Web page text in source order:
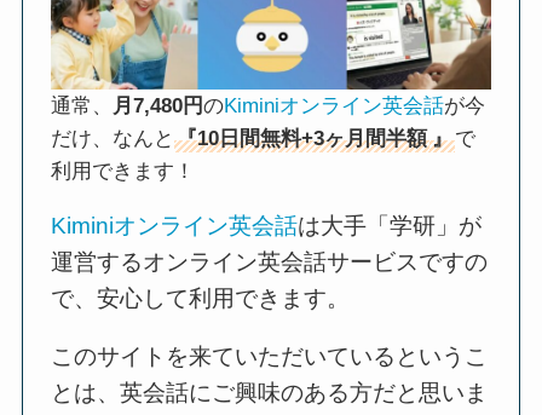
通常、 月7,480円のKiminiオンライン英会話が今
だけ、なんと『10日間無料+3ヶ月間半額 』で
利用できます！
Kiminiオンライン英会話は大手「学研」が
運営するオンライン英会話サービスですの
で、安心して利用できます。
このサイトを来ていただいているというこ
とは、英会話にご興味のある方だと思いま